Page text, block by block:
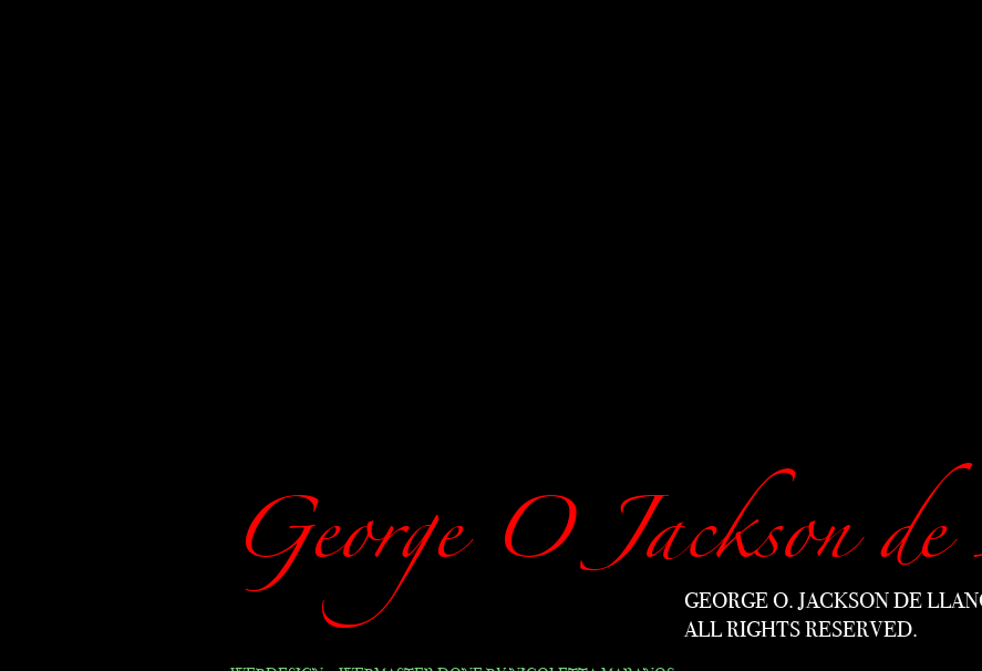
George O Jackson
GEORGE O. JACKSON DE
ALL RIGHTS RESERVED.